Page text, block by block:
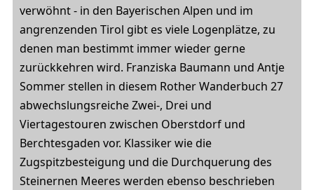
verwöhnt - in den Bayerischen Alpen und im
angrenzenden Tirol gibt es viele Logenplätze, zu
denen man bestimmt immer wieder gerne
zurückkehren wird. Franziska Baumann und Antje
Sommer stellen in diesem Rother Wanderbuch 27
abwechslungsreiche Zwei-, Drei und
Viertagestouren zwischen Oberstdorf und
Berchtesgaden vor. Klassiker wie die
Zugspitzbesteigung und die Durchquerung des
Steinernen Meeres werden ebenso beschrieben